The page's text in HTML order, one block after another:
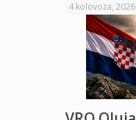
4 kolovoza, 2026